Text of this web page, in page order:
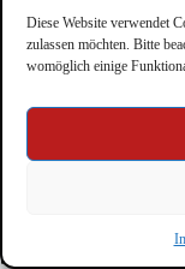
Diese Website verwendet
zulassen möchten. Bitte
womöglich einige
Copyright ©
by